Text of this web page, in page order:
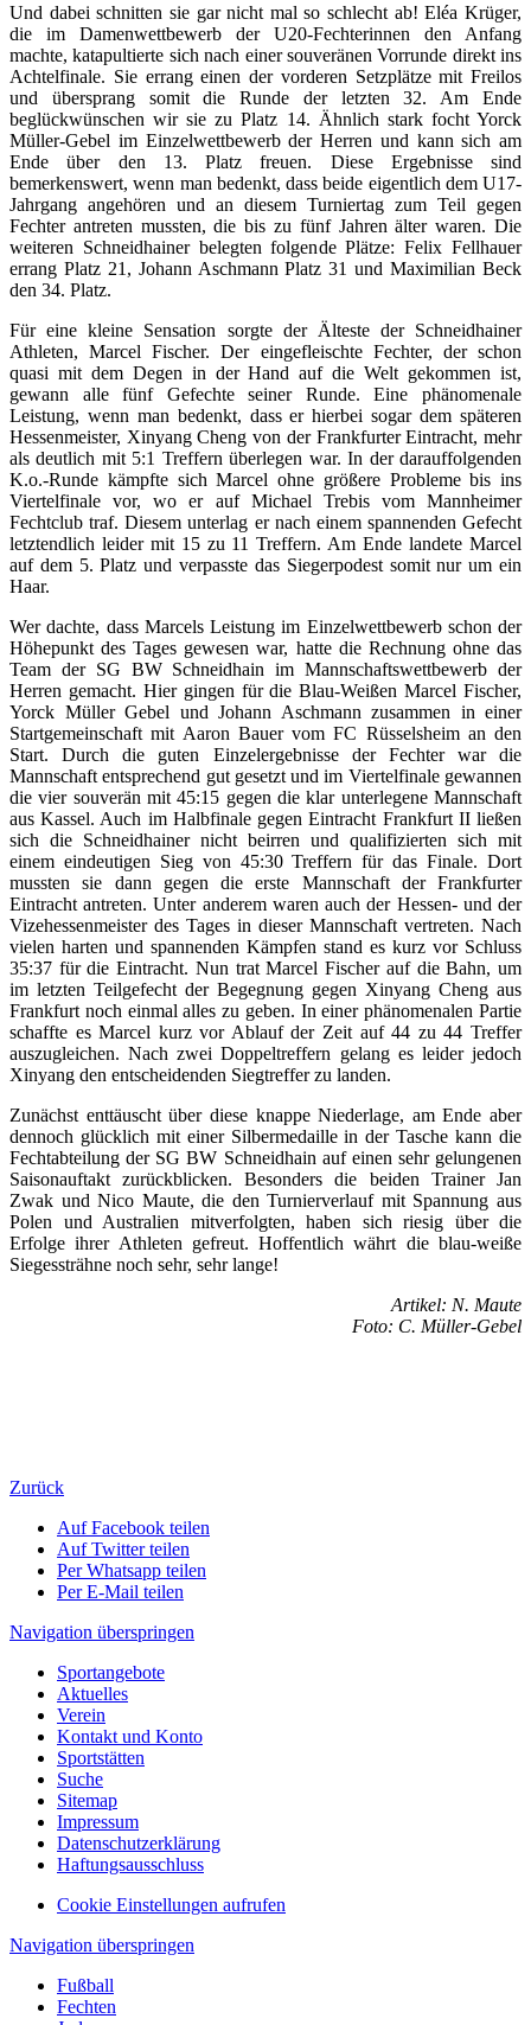
Und dabei schnitten sie gar nicht mal so schlecht ab! Eléa Krüger,
die im Damenwettbewerb der U20-Fechterinnen den Anfang
machte, katapultierte sich nach einer souveränen Vorrunde direkt ins
Achtelfinale. Sie errang einen der vorderen Setzplätze mit Freilos
und übersprang somit die Runde der letzten 32. Am Ende
beglückwünschen wir sie zu Platz 14. Ähnlich stark focht Yorck
Müller-Gebel im Einzelwettbewerb der Herren und kann sich am
Ende über den 13. Platz freuen. Diese Ergebnisse sind
bemerkenswert, wenn man bedenkt, dass beide eigentlich dem U17-
Jahrgang angehören und an diesem Turniertag zum Teil gegen
Fechter antreten mussten, die bis zu fünf Jahren älter waren. Die
weiteren Schneidhainer belegten folgende Plätze: Felix Fellhauer
errang Platz 21, Johann Aschmann Platz 31 und Maximilian Beck
den 34. Platz.
Für eine kleine Sensation sorgte der Älteste der Schneidhainer
Athleten, Marcel Fischer. Der eingefleischte Fechter, der schon
quasi mit dem Degen in der Hand auf die Welt gekommen ist,
gewann alle fünf Gefechte seiner Runde. Eine phänomenale
Leistung, wenn man bedenkt, dass er hierbei sogar dem späteren
Hessenmeister, Xinyang Cheng von der Frankfurter Eintracht, mehr
als deutlich mit 5:1 Treffern überlegen war. In der darauffolgenden
K.o.-Runde kämpfte sich Marcel ohne größere Probleme bis ins
Viertelfinale vor, wo er auf Michael Trebis vom Mannheimer
Fechtclub traf. Diesem unterlag er nach einem spannenden Gefecht
letztendlich leider mit 15 zu 11 Treffern. Am Ende landete Marcel
auf dem 5. Platz und verpasste das Siegerpodest somit nur um ein
Haar.
Wer dachte, dass Marcels Leistung im Einzelwettbewerb schon der
Höhepunkt des Tages gewesen war, hatte die Rechnung ohne das
Team der SG BW Schneidhain im Mannschaftswettbewerb der
Herren gemacht. Hier gingen für die Blau-Weißen Marcel Fischer,
Yorck Müller Gebel und Johann Aschmann zusammen in einer
Startgemeinschaft mit Aaron Bauer vom FC Rüsselsheim an den
Start. Durch die guten Einzelergebnisse der Fechter war die
Mannschaft entsprechend gut gesetzt und im Viertelfinale gewannen
die vier souverän mit 45:15 gegen die klar unterlegene Mannschaft
aus Kassel. Auch im Halbfinale gegen Eintracht Frankfurt II ließen
sich die Schneidhainer nicht beirren und qualifizierten sich mit
einem eindeutigen Sieg von 45:30 Treffern für das Finale. Dort
mussten sie dann gegen die erste Mannschaft der Frankfurter
Eintracht antreten. Unter anderem waren auch der Hessen- und der
Vizehessenmeister des Tages in dieser Mannschaft vertreten. Nach
vielen harten und spannenden Kämpfen stand es kurz vor Schluss
35:37 für die Eintracht. Nun trat Marcel Fischer auf die Bahn, um
im letzten Teilgefecht der Begegnung gegen Xinyang Cheng aus
Frankfurt noch einmal alles zu geben. In einer phänomenalen Partie
schaffte es Marcel kurz vor Ablauf der Zeit auf 44 zu 44 Treffer
auszugleichen. Nach zwei Doppeltreffern gelang es leider jedoch
Xinyang den entscheidenden Siegtreffer zu landen.
Zunächst enttäuscht über diese knappe Niederlage, am Ende aber
dennoch glücklich mit einer Silbermedaille in der Tasche kann die
Fechtabteilung der SG BW Schneidhain auf einen sehr gelungenen
Saisonauftakt zurückblicken. Besonders die beiden Trainer Jan
Zwak und Nico Maute, die den Turnierverlauf mit Spannung aus
Polen und Australien mitverfolgten, haben sich riesig über die
Erfolge ihrer Athleten gefreut. Hoffentlich währt die blau-weiße
Siegessträhne noch sehr, sehr lange!
Artikel: N. Maute
Foto: C. Müller-Gebel
Zurück
Auf Facebook teilen
Auf Twitter teilen
Per Whatsapp teilen
Per E-Mail teilen
Navigation überspringen
Sportangebote
Aktuelles
Verein
Kontakt und Konto
Sportstätten
Suche
Sitemap
Impressum
Datenschutzerklärung
Haftungsausschluss
Cookie Einstellungen aufrufen
Navigation überspringen
Fußball
Fechten